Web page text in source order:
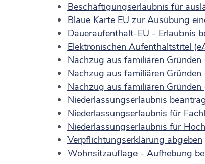
Beschäftigungserlaubnis für
Blaue Karte EU zur Ausübung
Daueraufenthalt-EU - Erlaubnis
Elektronischen Aufenthaltstitel
Nachzug aus familiären
Nachzug aus familiären
Nachzug aus familiären
Niederlassungserlaubnis
Niederlassungserlaubnis für
Niederlassungserlaubnis für
Verpflichtungserklärung abgeben
Wohnsitzauflage - Aufhebung